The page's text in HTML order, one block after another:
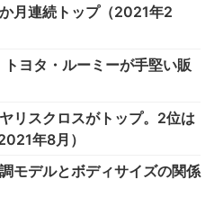
月連続トップ（2021年2
ヨタ・ルーミーが手堅い販
リスクロスがトップ。2位は
年8月）
モデルとボディサイズの関係